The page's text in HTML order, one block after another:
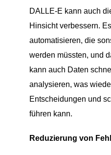
DALLE-E kann auch
Hinsicht verbessern.
automatisieren, die
werden müssten, und
kann auch Daten
analysieren, was
Entscheidungen und
führen kann.
Reduzierung von